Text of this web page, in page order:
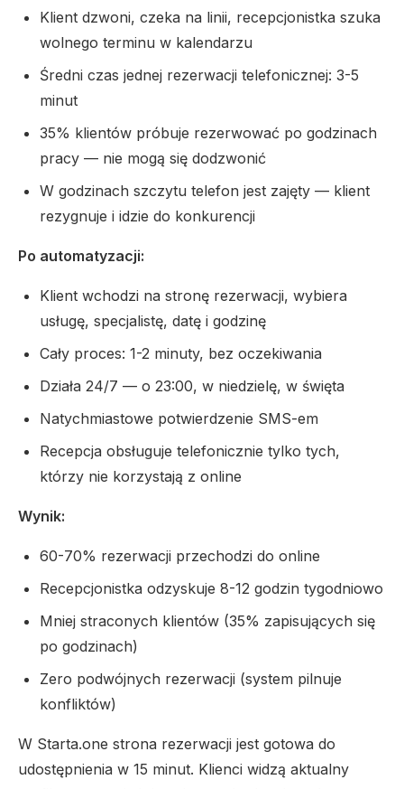
Klient dzwoni, czeka na linii, recepcjonistka szuka
wolnego terminu w kalendarzu
Średni czas jednej rezerwacji telefonicznej: 3-5
minut
35% klientów próbuje rezerwować po godzinach
pracy — nie mogą się dodzwonić
W godzinach szczytu telefon jest zajęty — klient
rezygnuje i idzie do konkurencji
Po automatyzacji:
Klient wchodzi na stronę rezerwacji, wybiera
usługę, specjalistę, datę i godzinę
Cały proces: 1-2 minuty, bez oczekiwania
Działa 24/7 — o 23:00, w niedzielę, w święta
Natychmiastowe potwierdzenie SMS-em
Recepcja obsługuje telefonicznie tylko tych,
którzy nie korzystają z online
Wynik:
60-70% rezerwacji przechodzi do online
Recepcjonistka odzyskuje 8-12 godzin tygodniowo
Mniej straconych klientów (35% zapisujących się
po godzinach)
Zero podwójnych rezerwacji (system pilnuje
konfliktów)
W Starta.one strona rezerwacji jest gotowa do
udostępnienia w 15 minut. Klienci widzą aktualny